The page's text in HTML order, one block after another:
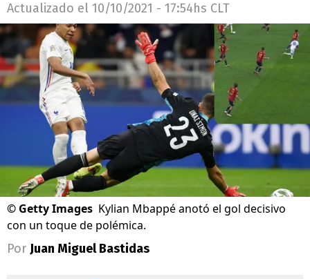
Actualizado el 10/10/2021 - 17:54hs CLT
© Getty Images Kylian Mbappé anotó el gol decisivo
con un toque de polémica.
Por Juan Miguel Bastidas